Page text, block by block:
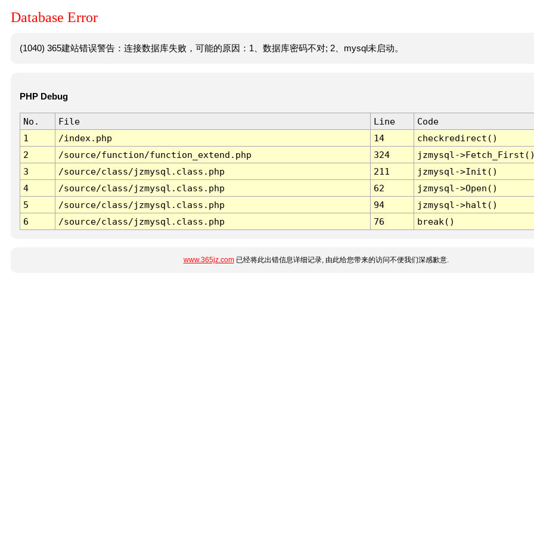
Database Error
(1040) 365建站错误警告：连接数据库失败，可能的原因：1、数据库密码不对; 2、mysql未启动。
PHP Debug
No. File Line
Code
1
/index.php 14
checkredirect()
2
/source/function/function_extend.php 324
jzmysql-
3
/source/class/jzmysql.class.php 211
jzmysql->Init()
4
/source/class/jzmysql.class.php 62
jzmysql->Open()
5
/source/class/jzmysql.class.php 94
jzmysql->halt()
6
/source/class/jzmysql.class.php 76 break()
www.365jz.com已经将此出错信息详细记录, 由此给您带来的访问不便我们深感歉意.